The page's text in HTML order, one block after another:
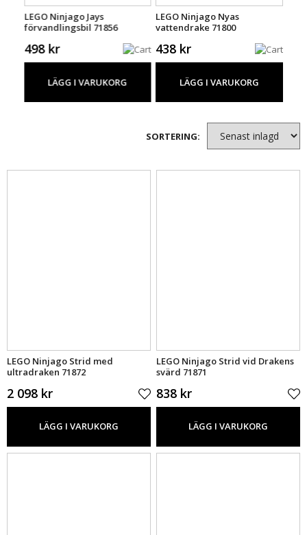
LEGO Ninjago Jays
förvandlingsbil 71856
498 kr
LÄGG I VARUKORG
LEGO Ninjago Nyas
vattendrake 71800
438 kr
LÄGG I VARUKORG
SORTERING:
LEGO Ninjago Strid med
ultradraken 71872
2 098 kr
LÄGG I VARUKORG
LEGO Ninjago Strid vid Drakens
svärd 71871
838 kr
LÄGG I VARUKORG